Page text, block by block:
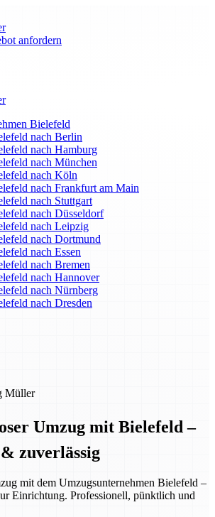
anfordern
Bielefeld
nach Berlin
nach Hamburg
nach München
nach Köln
nach Frankfurt am Main
nach Stuttgart
nach Düsseldorf
nach Leipzig
nach Dortmund
nach Essen
nach Bremen
nach Hannover
nach Nürnberg
nach Dresden
Müller
Umzug mit Bielefeld –
zuverlässig
mit dem Umzugsunternehmen Bielefeld –
Einrichtung. Professionell, pünktlich und